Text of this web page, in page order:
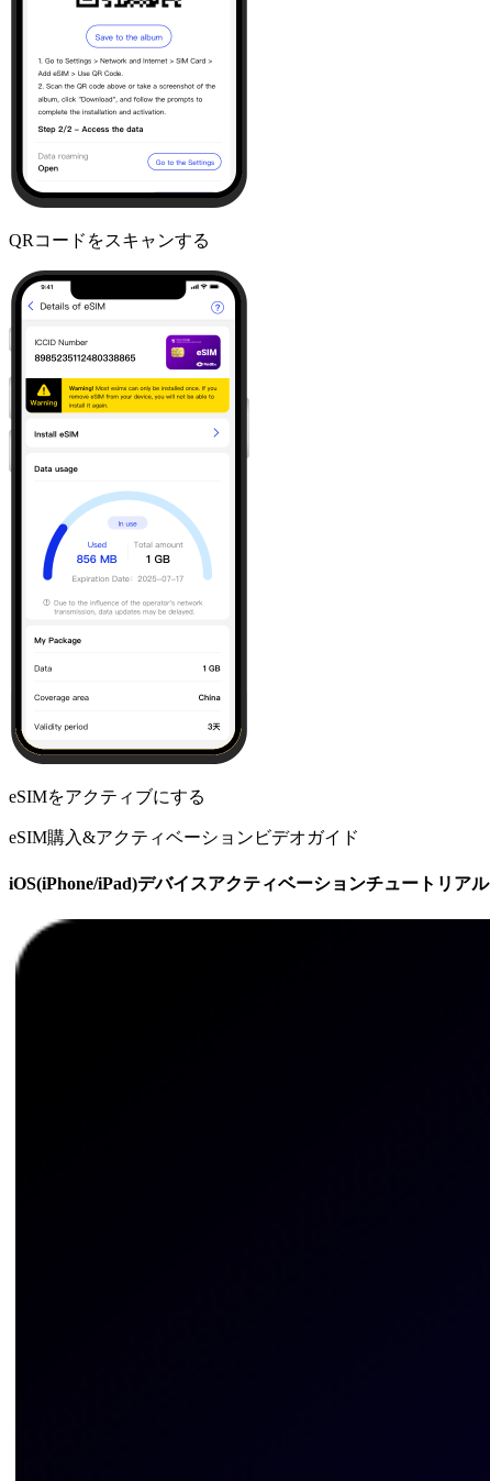
QRコードをスキャンする
eSIMをアクティブにする
eSIM購入&アクティベーションビデオガイド
iOS(iPhone/iPad)デバイスアクティベーションチュートリアル